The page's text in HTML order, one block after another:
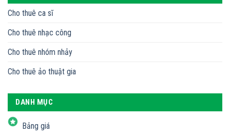
Cho thuê ca sĩ
Cho thuê nhạc công
Cho thuê nhóm nhảy
Cho thuê ảo thuật gia
DANH MỤC
Bảng giá